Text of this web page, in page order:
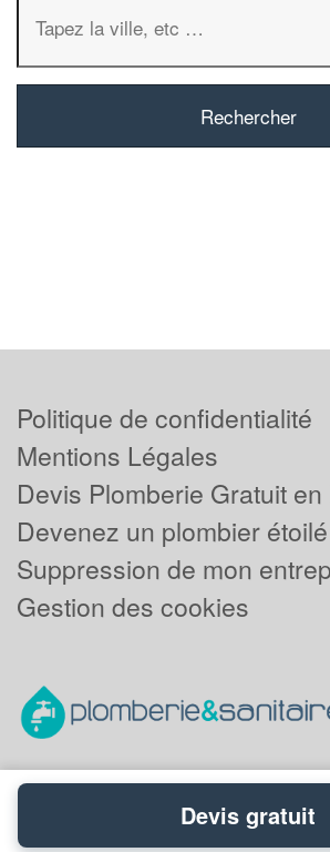
Politique de confidentialité
Mentions Légales
Devis Plomberie Gratuit en
Devenez un plombier étoilé
Suppression de mon
Gestion des cookies
Powered byPlus que pro
Devis gratuit